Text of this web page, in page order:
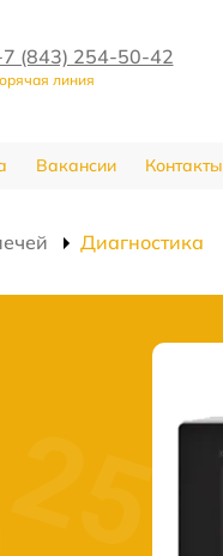
(843) 254-50-42
линия
Вакансии Контакты
Диагностика